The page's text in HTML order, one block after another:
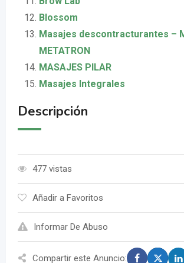
Blossom
Masajes descontracturantes –
METATRON
MASAJES PILAR
Masajes Integrales
Descripción
477 vistas
Añadir a Favoritos
Informar De Abuso
Compartir este Anuncio: